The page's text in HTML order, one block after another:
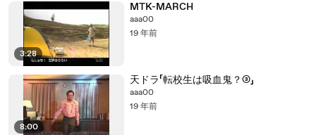
3:28
MTK-MARCH
aaa00
19 年前
8:00
天ドラ「転校生は吸血鬼？③」
aaa00
19 年前